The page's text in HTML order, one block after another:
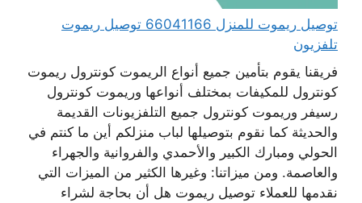
توصيل ريموت للمنزل 66041166 توصيل ريموت
تلفزيون
فريقنا يقوم بتأمين جميع أنواع الريموت كونترول ريموت
كونترول للمكيفات بمختلف أنواعها وريموت كونترول
رسيفر وريموت كونترول جميع التلفزيونات القديمة
والحديثة كما نقوم بتوصيلها لباب منزلكم أين ما كنتم في
الحولي ومبارك الكبير والأحمدي والفروانية والجهراء
والعاصمة. ومن ميزاتنا: وغيرها الكثير من الميزات التي
نقدمها للعملاء توصيل ريموت هل أن بحاجة لشراء